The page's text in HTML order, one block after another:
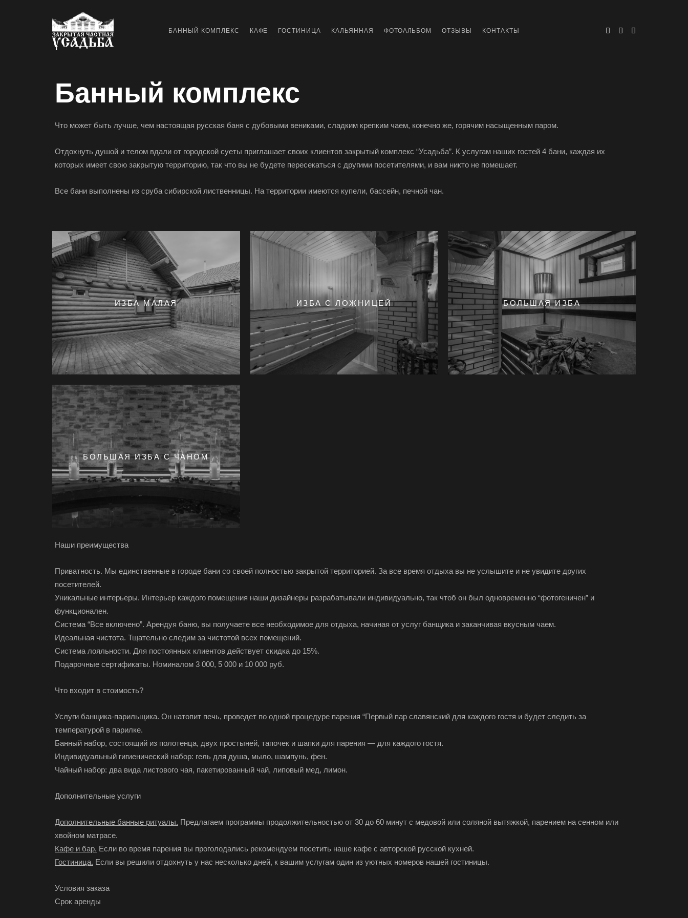
БАННЫЙ КОМПЛЕКС КАФЕ ГОСТИНИЦА КАЛЬЯННАЯ ФОТОАЛЬБОМ ОТЗЫВЫ КОНТАКТЫ
Банный комплекс
Что может быть лучше, чем настоящая русская баня с дубовыми вениками, сладким крепким чаем, конечно же, горячим насыщенным паром.
Отдохнуть душой и телом вдали от городской суеты приглашает своих клиентов закрытый комплекс “Усадьба”. К услугам наших гостей 4 бани, каждая их
которых имеет свою закрытую территорию, так что вы не будете пересекаться с другими посетителями, и вам никто не помешает.
Все бани выполнены из сруба сибирской лиственницы. На территории имеются купели, бассейн, печной чан.
ИЗБА МАЛАЯ ИЗБА С ЛОЖНИЦЕЙ БОЛЬШАЯ ИЗБА
БОЛЬШАЯ ИЗБА С ЧАНОМ
Наши преимущества
Приватность. Мы единственные в городе бани со своей полностью закрытой территорией. За все время отдыха вы не услышите и не увидите других
посетителей.
Уникальные интерьеры. Интерьер каждого помещения наши дизайнеры разрабатывали индивидуально, так чтоб он был одновременно “фотогеничен” и
функционален.
Система “Все включено”. Арендуя баню, вы получаете все необходимое для отдыха, начиная от услуг банщика и заканчивая вкусным чаем.
Идеальная чистота. Тщательно следим за чистотой всех помещений.
Система лояльности. Для постоянных клиентов действует скидка до 15%.
Подарочные сертификаты. Номиналом 3 000, 5 000 и 10 000 руб.
Что входит в стоимость?
Услуги банщика-парильщика. Он натопит печь, проведет по одной процедуре парения “Первый пар славянский для каждого гостя и будет следить за
температурой в парилке.
Банный набор, состоящий из полотенца, двух простыней, тапочек и шапки для парения — для каждого гостя.
Индивидуальный гигиенический набор: гель для душа, мыло, шампунь, фен.
Чайный набор: два вида листового чая, пакетированный чай, липовый мед, лимон.
Дополнительные услуги
Дополнительные банные ритуалы. Предлагаем программы продолжительностью от 30 до 60 минут с медовой или соляной вытяжкой, парением на сенном или
хвойном матрасе.
Кафе и бар. Если во время парения вы проголодались рекомендуем посетить наше кафе с авторской русской кухней.
Гостиница. Если вы решили отдохнуть у нас несколько дней, к вашим услугам один из уютных номеров нашей гостиницы.
Условия заказа
Срок аренды